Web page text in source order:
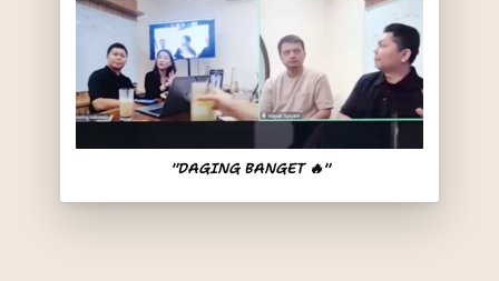
"DAGING BANGET 🔥"